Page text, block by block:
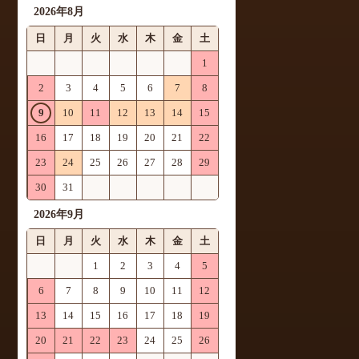
2026年8月
日 月 火 水 木 金 土
1
2 3 4 5 6 7 8
9 10 11 12 13 14 15
16 17 18 19 20 21 22
23 24 25 26 27 28 29
30 31
2026年9月
日 月 火 水 木 金 土
1 2 3 4 5
6 7 8 9 10 11 12
13 14 15 16 17 18 19
20 21 22 23 24 25 26